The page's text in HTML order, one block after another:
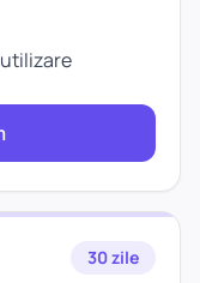
30 zile